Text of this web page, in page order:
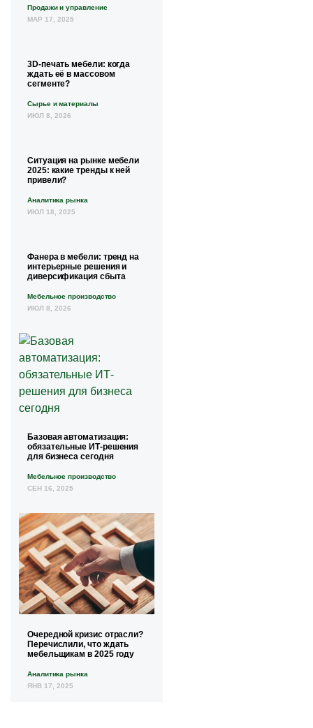
Продажи и управление
МАР 17, 2025
3D-печать мебели: когда
ждать её в массовом
сегменте?
Сырье и материалы
ИЮЛ 8, 2026
Ситуация на рынке мебели
2025: какие тренды к ней
привели?
Аналитика рынка
ИЮЛ 18, 2025
Фанера в мебели: тренд на
интерьерные решения и
диверсификация сбыта
Мебельное производство
ИЮЛ 8, 2026
Базовая автоматизация:
обязательные ИТ-решения
для бизнеса сегодня
Мебельное производство
СЕН 16, 2025
Очередной кризис отрасли?
Перечислили, что ждать
мебельщикам в 2025 году
Аналитика рынка
ЯНВ 17, 2025